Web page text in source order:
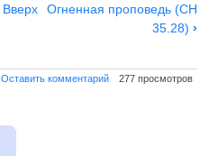
Вверх
Огненная проповедь (СН
35.28) ›
Оставить комментарий 277 просмотров